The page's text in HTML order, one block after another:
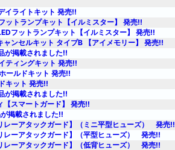
イライトキット 発売!!
ットランプキット【イルミスター】 発売!!
フットランプキット【イルミスター】 発売!!
ンセルキット タイプB 【アイメモリー】 発売!!
が掲載されました!!
ティングキット 発売!!
ールドキット 発売!!
キット 発売!!
が掲載されました!!
【スマートガード】 発売!!
掲載されました!!
レーアタックガード】（ミニ平型ヒューズ） 発売!!
レーアタックガード】（平型ヒューズ） 発売!!
レーアタックガード】（低背ヒューズ） 発売!!